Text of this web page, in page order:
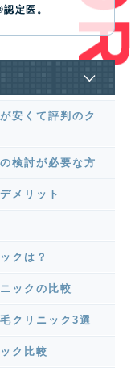
定医。
安くて評判のク
検討が必要な方
メリット
クは？
ックの比較
クリニック3選
ク比較